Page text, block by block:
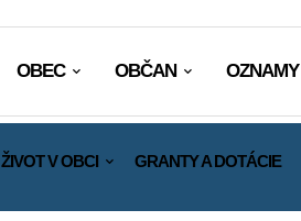
OBEC OBČAN OZNAMY
ŽIVOT V OBCI GRANTY A DOTÁCIE